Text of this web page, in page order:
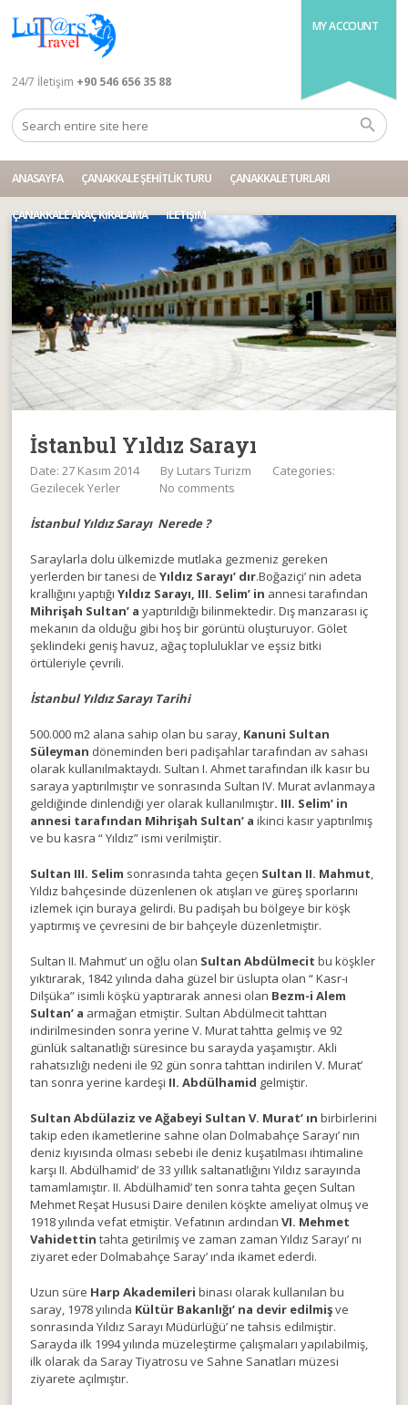
MY ACCOUNT
24/7 İletişim +90 546 656 35 88
ANASAYFA ÇANAKKALE ŞEHITLIK TURU ÇANAKKALE TURLARI
ÇANAKKALE ARAÇ KIRALAMA İLETIŞIM
İstanbul Yıldız Sarayı
Date: 27 Kasım 2014 By Lutars Turizm
Categories:
Gezilecek Yerler
No comments
İstanbul Yıldız Sarayı Nerede ?
Saraylarla dolu ülkemizde mutlaka gezmeniz gereken
yerlerden bir tanesi de Yıldız Sarayı’ dır.Boğaziçi’ nin adeta
krallığını yaptığıYıldız Sarayı, III. Selim’ in annesi tarafından
Mihrişah Sultan’ a yaptırıldığı bilinmektedir. Dış manzarası iç
mekanın da olduğu gibi hoş bir görüntü oluşturuyor. Gölet
şeklindeki geniş havuz, ağaç topluluklar ve eşsiz bitki
örtüleriyle çevrili.
İstanbul Yıldız Sarayı Tarihi
500.000 m2 alana sahip olan bu saray, Kanuni Sultan
Süleyman döneminden beri padişahlar tarafından av sahası
olarak kullanılmaktaydı. Sultan I. Ahmet tarafından ilk kasır bu
saraya yaptırılmıştır ve sonrasında Sultan IV. Murat avlanmaya
geldiğinde dinlendiği yer olarak kullanılmıştır. III. Selim’ in
annesi tarafından Mihrişah Sultan’ a ikinci kasır yaptırılmış
ve bu kasra “ Yıldız” ismi verilmiştir.
Sultan III. Selim sonrasında tahta geçen Sultan II. Mahmut,
Yıldız bahçesinde düzenlenen ok atışları ve güreş sporlarını
izlemek için buraya gelirdi. Bu padişah bu bölgeye bir köşk
yaptırmış ve çevresini de bir bahçeyle düzenletmiştir.
Sultan II. Mahmut’ un oğlu olan Sultan Abdülmecit bu köşkler
yıktırarak, 1842 yılında daha güzel bir üslupta olan “ Kasr-ı
Dilşüka” isimli köşkü yaptırarak annesi olan Bezm-i Alem
Sultan’ a armağan etmiştir. Sultan Abdülmecit tahttan
indirilmesinden sonra yerine V. Murat tahtta gelmiş ve 92
günlük saltanatlığı süresince bu sarayda yaşamıştır. Akli
rahatsızlığı nedeni ile 92 gün sonra tahttan indirilen V. Murat’
tan sonra yerine kardeşi II. Abdülhamid gelmiştir.
Sultan Abdülaziz ve Ağabeyi Sultan V. Murat’ ın birbirlerini
takip eden ikametlerine sahne olan Dolmabahçe Sarayı’ nın
deniz kıyısında olması sebebi ile deniz kuşatılması ihtimaline
karşı II. Abdülhamid’ de 33 yıllık saltanatlığını Yıldız sarayında
tamamlamıştır. II. Abdülhamid’ ten sonra tahta geçen Sultan
Mehmet Reşat Hususi Daire denilen köşkte ameliyat olmuş ve
1918 yılında vefat etmiştir. Vefatının ardındanVI. Mehmet
Vahidettin tahta getirilmiş ve zaman zaman Yıldız Sarayı’ nı
ziyaret eder Dolmabahçe Saray’ ında ikamet ederdi.
Uzun süre Harp Akademileri binası olarak kullanılan bu
saray, 1978 yılında Kültür Bakanlığı’ na devir edilmişve
sonrasında Yıldız Sarayı Müdürlüğü’ ne tahsis edilmiştir.
Sarayda ilk 1994 yılında müzeleştirme çalışmaları yapılabilmiş,
ilk olarak da Saray Tiyatrosu ve Sahne Sanatları müzesi
ziyarete açılmıştır.